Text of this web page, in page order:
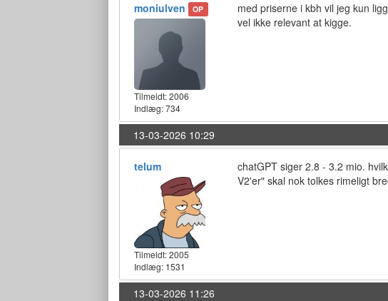
moniulven OP
Tilmeldt:2006
Indlæg: 734
med priserne i kbh vil jeg kun
vel ikke relevant at kigge.
13-03-2026 10:29
telum
Tilmeldt:2005
Indlæg: 1531
chatGPT siger 2.8 - 3.2 mio.
V2'er" skal nok tolkes rimeligt
13-03-2026 11:26